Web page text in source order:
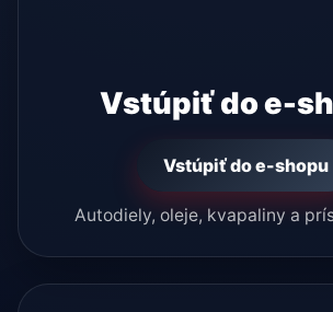
Vstúpiť do e-
Vstúpiť do e-shopu
Autodiely, oleje, kvapaliny a